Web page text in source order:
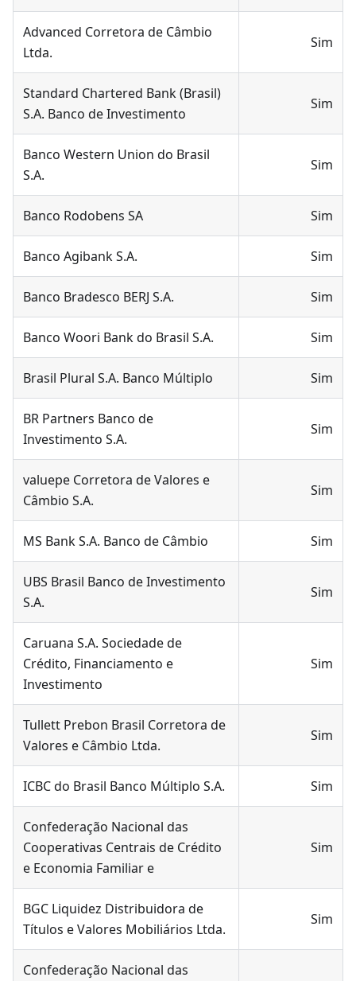
Advanced Corretora de Câmbio
Ltda.
Sim
Standard Chartered Bank (Brasil)
S.A. Banco de Investimento
Sim
Banco Western Union do Brasil
S.A.
Sim
Banco Rodobens SA Sim
Banco Agibank S.A. Sim
Banco Bradesco BERJ S.A. Sim
Banco Woori Bank do Brasil S.A. Sim
Brasil Plural S.A. Banco Múltiplo Sim
BR Partners Banco de
Investimento S.A.
Sim
valuepe Corretora de Valores e
Câmbio S.A.
Sim
MS Bank S.A. Banco de Câmbio Sim
UBS Brasil Banco de Investimento
S.A.
Sim
Caruana S.A. Sociedade de
Crédito, Financiamento e
Investimento
Sim
Tullett Prebon Brasil Corretora de
Valores e Câmbio Ltda.
Sim
ICBC do Brasil Banco Múltiplo S.A. Sim
Confederação Nacional das
Cooperativas Centrais de Crédito
e Economia Familiar e
Sim
BGC Liquidez Distribuidora de
Títulos e Valores Mobiliários Ltda.
Sim
Confederação Nacional das